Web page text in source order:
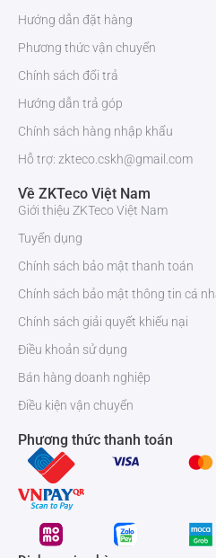
Hướng dẫn đặt hàng
Phương thức vận chuyển
Chính sách đổi trả
Hướng dẫn trả góp
Chính sách hàng nhập khẩu
Hỗ trợ: zkteco.cskh@gmail.com
Về ZKTeco Việt Nam
Giới thiệu ZKTeco Việt Nam
Tuyển dụng
Chính sách bảo mật thanh toán
Chính sách bảo mật thông tin cá
Chính sách giải quyết khiếu nại
Điều khoản sử dụng
Bán hàng doanh nghiệp
Điều kiện vận chuyển
Phương thức thanh toán